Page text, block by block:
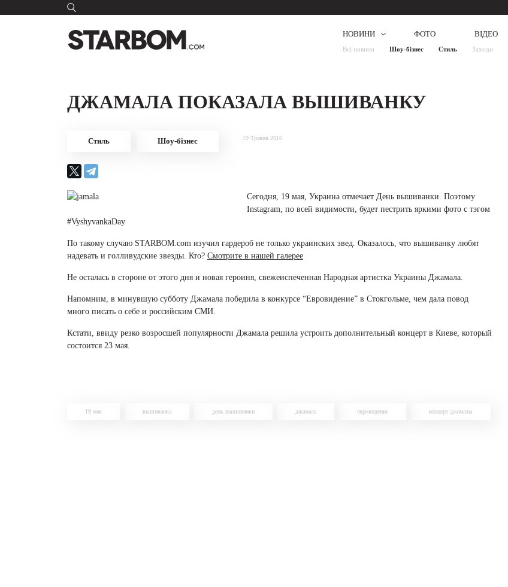
НОВИНИ
Всі новини Шоу-бізнес Стиль Заходи
ФОТО ВІДЕО
ДЖАМАЛА ПОКАЗАЛА ВЫШИВАНКУ
Стиль Шоу-бізнес 19 Травня 2016
Сегодня, 19 мая, Украина отмечает День вышиванки. Поэтому
Instagram, по всей видимости, будет пестрить яркими фото с тэгом
#VyshyvankaDay
По такому случаю STARBOM.com изучил гардероб не только украинских звед. Оказалось, что вышиванку любят
надевать и голливудские звезды. Кто? Смотрите в нашей галерее
Не осталась в стороне от этого дня и новая героиня, свежеиспеченная Народная артистка Украины Джамала.
Напомним, в минувшую субботу Джамала победила в конкурсе “Евровидение” в Стокгольме, чем дала повод
много писать о себе и российским СМИ.
Кстати, ввиду резко возросшей популярности Джамала решила устроить дополнительный концерт в Киеве, который
состоится 23 мая.
19 мая вышиванка день вышиванки джамала евровидение концерт джамалы